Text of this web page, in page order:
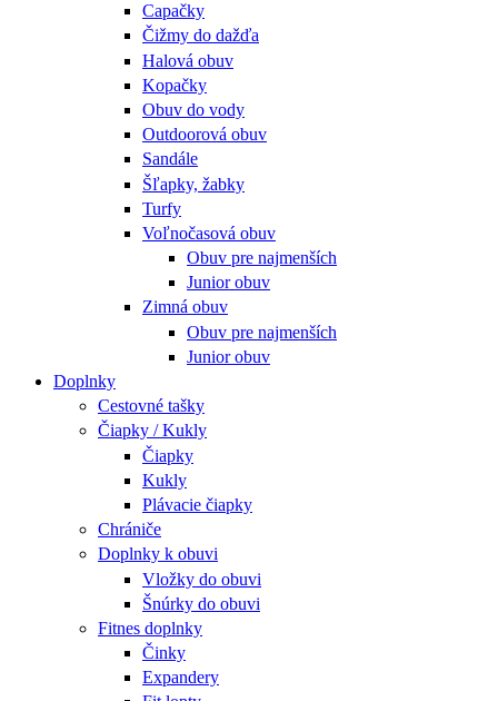
Capačky
Čižmy do dažďa
Halová obuv
Kopačky
Obuv do vody
Outdoorová obuv
Sandále
Šľapky, žabky
Turfy
Voľnočasová obuv
Obuv pre najmenších
Junior obuv
Zimná obuv
Obuv pre najmenších
Junior obuv
Doplnky
Cestovné tašky
Čiapky / Kukly
Čiapky
Kukly
Plávacie čiapky
Chrániče
Doplnky k obuvi
Vložky do obuvi
Šnúrky do obuvi
Fitnes doplnky
Činky
Expandery